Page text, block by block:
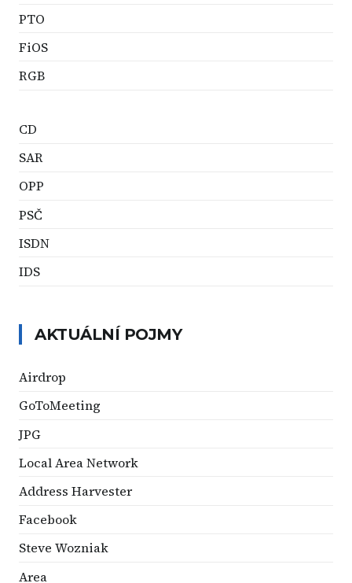
PTO
FiOS
RGB
CD
SAR
OPP
PSČ
ISDN
IDS
AKTUÁLNÍ POJMY
Airdrop
GoToMeeting
JPG
Local Area Network
Address Harvester
Facebook
Steve Wozniak
Area